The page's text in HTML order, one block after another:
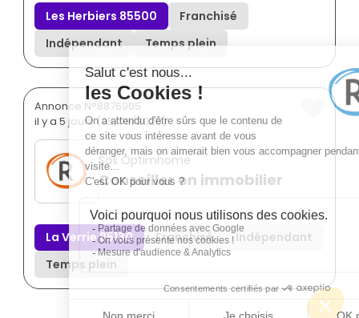
Les Herbiers 85500
Franchisé
Indépendant
Temps plein
Annonce N°8876905
il y a 5 jours (05/08/2026)
Sas Optimhome
Conseiller en immobilier
La Verrie 85130 Franchisé
Indépendant
Temps plein